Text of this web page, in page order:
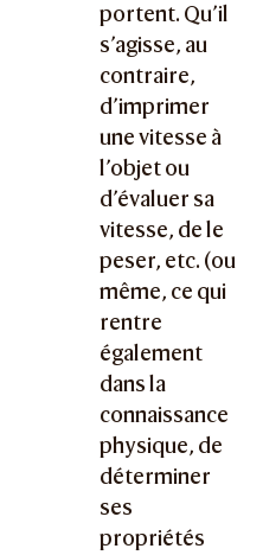
portent. Qu’il
s’agisse, au
contraire,
d’imprimer
une vitesse à
l’objet ou
d’évaluer sa
vitesse, de le
peser, etc. (ou
même, ce qui
rentre
également
dans la
connaissance
physique, de
déterminer
ses
propriétés